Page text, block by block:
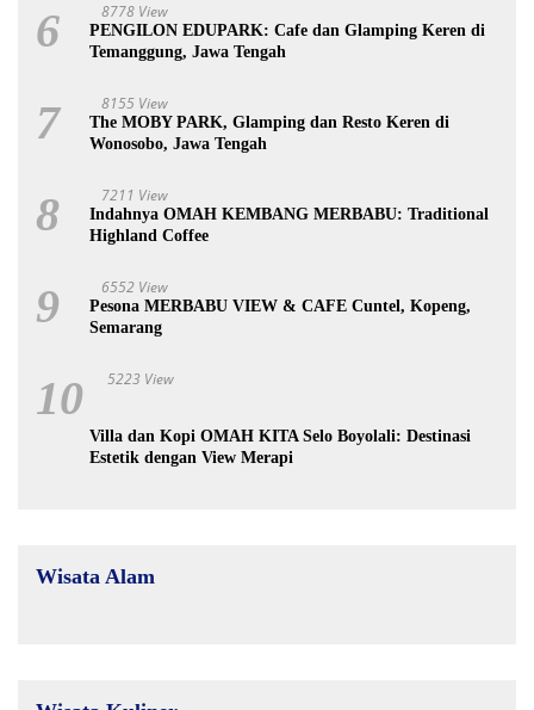
6 8778 View
PENGILON EDUPARK: Cafe dan Glamping Keren di
Temanggung, Jawa Tengah
7 8155 View
The MOBY PARK, Glamping dan Resto Keren di
Wonosobo, Jawa Tengah
8 7211 View
Indahnya OMAH KEMBANG MERBABU: Traditional
Highland Coffee
9 6552 View
Pesona MERBABU VIEW & CAFE Cuntel, Kopeng,
Semarang
10 5223 View
Villa dan Kopi OMAH KITA Selo Boyolali: Destinasi
Estetik dengan View Merapi
Wisata Alam